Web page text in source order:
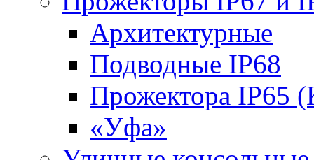
Архитектурные
Подводные IP68
Прожектора IP65
«Уфа»